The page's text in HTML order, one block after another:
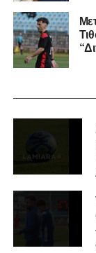
του ευχόμαστε
Ακολουθήστε το
μαθαίνετε
μαθαίνετε σε